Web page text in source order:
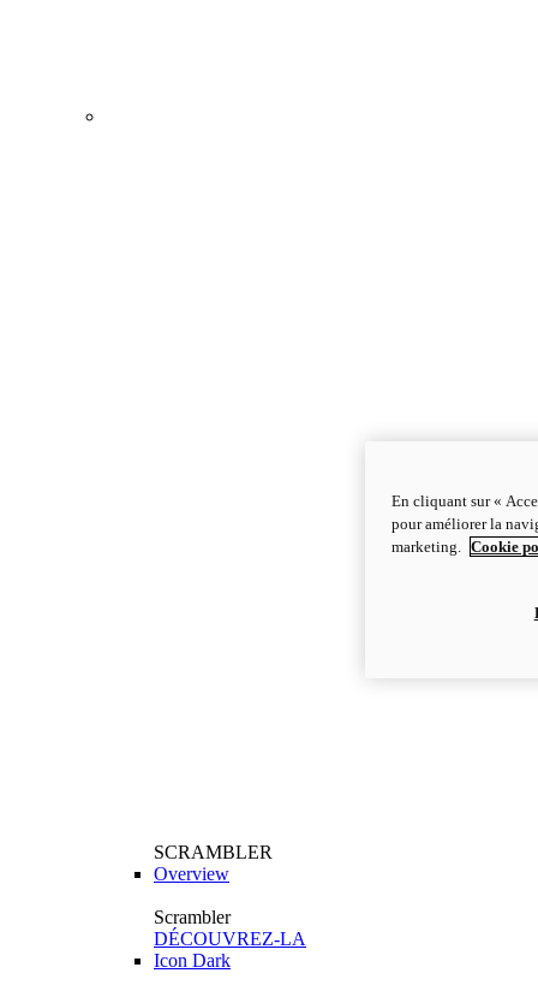
SCRAMBLER
Overview
Scrambler
DÉCOUVREZ-LA
Icon Dark
En cliquant sur «
pour améliorer la
marketing.
Cookie